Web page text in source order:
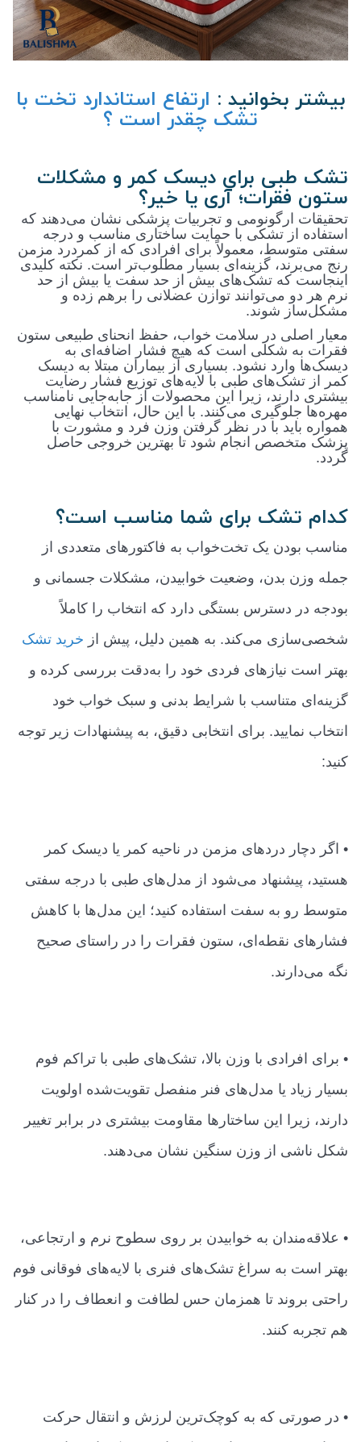
بیشتر بخوانید : ارتفاع استاندارد تخت با
تشک چقدر است ؟
تشک طبی برای دیسک کمر و مشکلات
ستون فقرات؛ آری یا خیر؟
تحقیقات ارگونومی و تجربیات پزشکی نشان می‌دهند که
استفاده از تشکی با حمایت ساختاری مناسب و درجه
سفتی متوسط، معمولاً برای افرادی که از کمردرد مزمن
رنج می‌برند، گزینه‌ای بسیار مطلوب‌تر است. نکته کلیدی
اینجاست که تشک‌های بیش از حد سفت یا بیش از حد
نرم هر دو می‌توانند توازن عضلانی را برهم زده و
مشکل‌ساز شوند.
معیار اصلی در سلامت خواب، حفظ انحنای طبیعی ستون
فقرات به شکلی است که هیچ فشار اضافه‌ای به
دیسک‌ها وارد نشود. بسیاری از بیماران مبتلا به دیسک
کمر از تشک‌های طبی با لایه‌های توزیع فشار رضایت
بیشتری دارند، زیرا این محصولات از جابه‌جایی نامناسب
مهره‌ها جلوگیری می‌کنند. با این حال، انتخاب نهایی
همواره باید با در نظر گرفتن وزن فرد و مشورت با
پزشک متخصص انجام شود تا بهترین خروجی حاصل
گردد.
کدام تشک برای شما مناسب است؟
مناسب بودن یک تخت‌خواب به فاکتورهای متعددی از
جمله وزن بدن، وضعیت خوابیدن، مشکلات جسمانی و
بودجه در دسترس بستگی دارد که انتخاب را کاملاً
شخصی‌سازی می‌کند. به همین دلیل، پیش از خرید تشک
بهتر است نیازهای فردی خود را به‌دقت بررسی کرده و
گزینه‌ای متناسب با شرایط بدنی و سبک خواب خود
انتخاب نمایید. برای انتخابی دقیق، به پیشنهادات زیر توجه
کنید:
• اگر دچار دردهای مزمن در ناحیه کمر یا دیسک کمر
هستید، پیشنهاد می‌شود از مدل‌های طبی با درجه سفتی
متوسط رو به سفت استفاده کنید؛ این مدل‌ها با کاهش
فشارهای نقطه‌ای، ستون فقرات را در راستای صحیح
نگه می‌دارند.
• برای افرادی با وزن بالا، تشک‌های طبی با تراکم فوم
بسیار زیاد یا مدل‌های فنر منفصل تقویت‌شده اولویت
دارند، زیرا این ساختارها مقاومت بیشتری در برابر تغییر
شکل ناشی از وزن سنگین نشان می‌دهند.
• علاقه‌مندان به خوابیدن بر روی سطوح نرم و ارتجاعی،
بهتر است به سراغ تشک‌های فنری با لایه‌های فوقانی فوم
راحتی بروند تا همزمان حس لطافت و انعطاف را در کنار
هم تجربه کنند.
• در صورتی که به کوچک‌ترین لرزش و انتقال حرکت